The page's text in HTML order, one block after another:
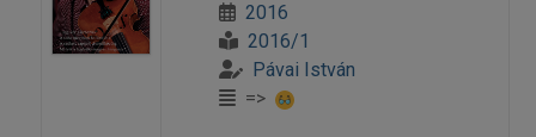
2016
2016/1
Pávai István
=>